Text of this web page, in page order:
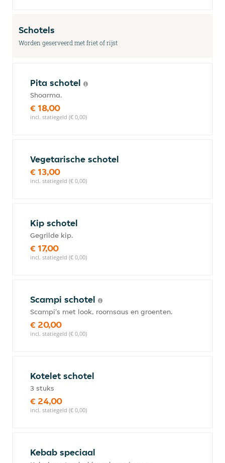
Schotels
Worden geserveerd met friet of rijst
Pita schotel
Shoarma.
€ 18,00
incl. statiegeld (€ 0,00)
Vegetarische schotel
€ 13,00
incl. statiegeld (€ 0,00)
Kip schotel
Gegrilde kip.
€ 17,00
incl. statiegeld (€ 0,00)
Scampi schotel
Scampi's met look, roomsaus en groenten.
€ 20,00
incl. statiegeld (€ 0,00)
Kotelet schotel
3 stuks
€ 24,00
incl. statiegeld (€ 0,00)
Kebab speciaal